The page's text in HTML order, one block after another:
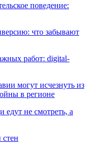
поведение:
что забывают
работ: digital-
могут исчезнуть из
в регионе
едут не смотреть, а